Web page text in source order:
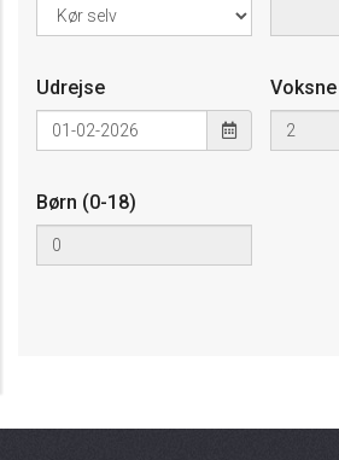
Udrejse Voksne
Børn (0-18)